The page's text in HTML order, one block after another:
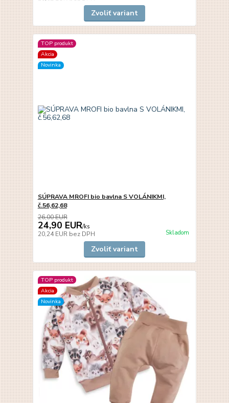
Zvoliť variant
TOP produkt
Akcia
Novinka
SÚPRAVA MROFI bio bavlna S VOLÁNIKMI,
č.56,62,68
26,00 EUR
24,90 EUR/ks
20,24 EUR bez DPH Skladom
Zvoliť variant
TOP produkt
Akcia
Novinka